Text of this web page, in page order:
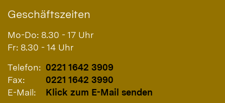
Geschäftszeiten
Mo-Do: 8.30 - 17 Uhr
Fr: 8.30 - 14 Uhr
Telefon: 0221 1642 3909
Fax:
0221 1642 3990
E-Mail:
Klick zum E-Mail senden